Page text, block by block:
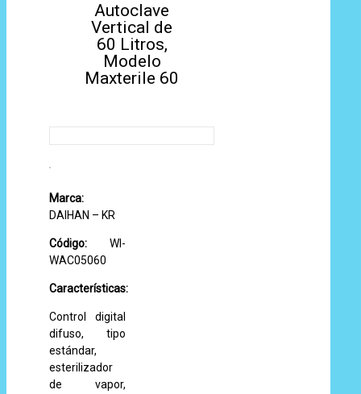
Autoclave
Vertical de
60 Litros,
Modelo
Maxterile 60
Marca:
DAIHAN – KR
Código: WI-
WAC05060
Características:
Control digital
difuso, tipo
estándar,
esterilizador
de vapor,